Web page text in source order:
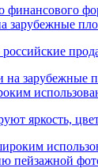
российские
яркость,
пейзажной